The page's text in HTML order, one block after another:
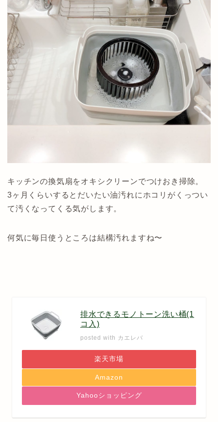
キッチンの換気扇をオキシクリーンでつけおき掃除。
3ヶ月くらいするとだいたい油汚れにホコリがくっつい
て汚くなってくる気がします。
何気に毎日使うところは結構汚れますね〜
排水できるモノトーン洗い桶(1
コ入)
posted with カエレバ
楽天市場
Amazon
Yahooショッピング